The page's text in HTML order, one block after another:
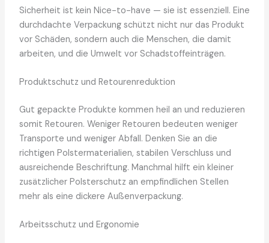
Sicherheit ist kein Nice-to-have — sie ist essenziell. Eine
durchdachte Verpackung schützt nicht nur das Produkt
vor Schäden, sondern auch die Menschen, die damit
arbeiten, und die Umwelt vor Schadstoffeinträgen.
Produktschutz und Retourenreduktion
Gut gepackte Produkte kommen heil an und reduzieren
somit Retouren. Weniger Retouren bedeuten weniger
Transporte und weniger Abfall. Denken Sie an die
richtigen Polstermaterialien, stabilen Verschluss und
ausreichende Beschriftung. Manchmal hilft ein kleiner
zusätzlicher Polsterschutz an empfindlichen Stellen
mehr als eine dickere Außenverpackung.
Arbeitsschutz und Ergonomie